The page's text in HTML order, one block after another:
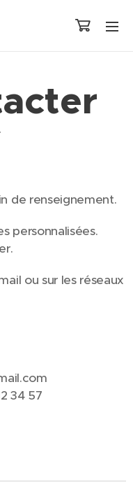
de renseignement.
personnalisées.
ou sur les réseaux
34 57